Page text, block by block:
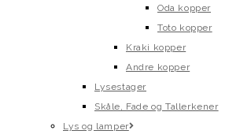
Oda kopper
Toto kopper
Kraki kopper
Andre kopper
Lysestager
Skåle, Fade og Tallerkener
Lys og lamper